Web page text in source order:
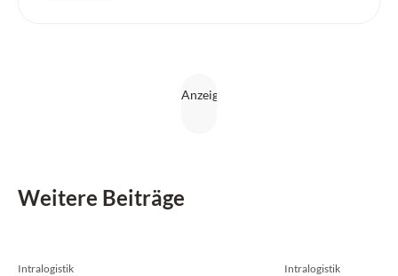
Weitere Beiträge
Intralogistik Intralogistik